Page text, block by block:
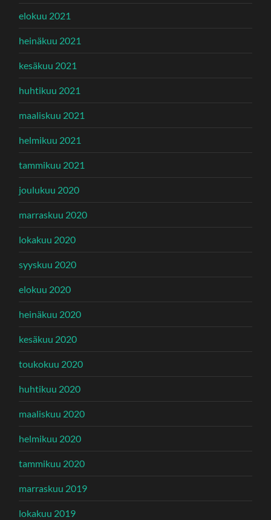
elokuu 2021
heinäkuu 2021
kesäkuu 2021
huhtikuu 2021
maaliskuu 2021
helmikuu 2021
tammikuu 2021
joulukuu 2020
marraskuu 2020
lokakuu 2020
syyskuu 2020
elokuu 2020
heinäkuu 2020
kesäkuu 2020
toukokuu 2020
huhtikuu 2020
maaliskuu 2020
helmikuu 2020
tammikuu 2020
marraskuu 2019
lokakuu 2019